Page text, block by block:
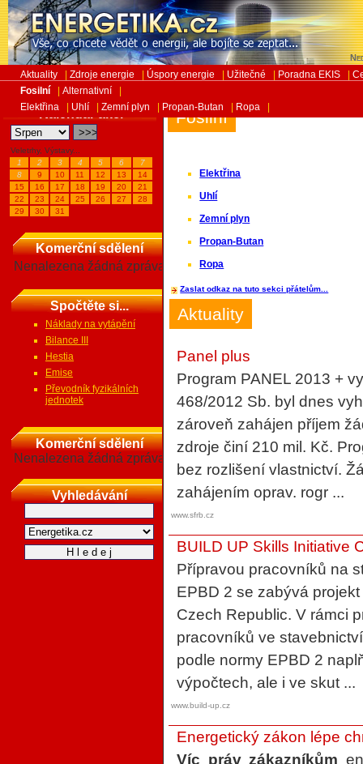
Aktuality Zdroje energie Úspory energie Užitečné Poradna EKIS
Fosilní
Alternativní
Elektřina
Uhlí Zemní plyn Propan-Butan Ropa
Kalendář akcí
Veletrhy, Výstavy...
1
2 3 4 5 6
7
8
9 10 11 12 13
14
15
16 17 18 19 20
21
22
23 24 25 26 27
28
29
30 31
Komerční sdělení
Nenalezena žádná zpráva
Spočtěte si...
Náklady na vytápění
Bilance III
Hestia
Emise
Převodník fyzikálních
jednotek
Komerční sdělení
Nenalezena žádná zpráva
Vyhledávání
Fosilní
Elektřina
Uhlí
Zemní plyn
Propan-Butan
Ropa
Zaslat odkaz na tuto sekci přátelům...
Aktuality
Panel plus
Program PANEL 2013 +
468/2012 Sb. byl dnes
zároveň zahájen příjem
zdroje činí 210 mil. Kč.
bez rozlišení vlastnictví.
zahájením oprav. rogr ...
www.sfrb.cz
BUILD UP Skills Initiative
Přípravou pracovníků na
EPBD 2 se zabývá
Czech Republic. V rámci
pracovníků ve
podle normy EPBD 2
výpočtech, ale i ve skut ...
www.build-up.cz
Energetický zákon lépe
Víc práv zákazníkům